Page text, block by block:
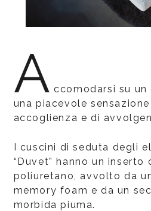
A ccomodarsi su
una piacevole
accoglienza e di
I cuscini di seduta degli
“Duvet” hanno un inserto
poliuretano, avvolto da
memory foam e da un
morbida piuma.